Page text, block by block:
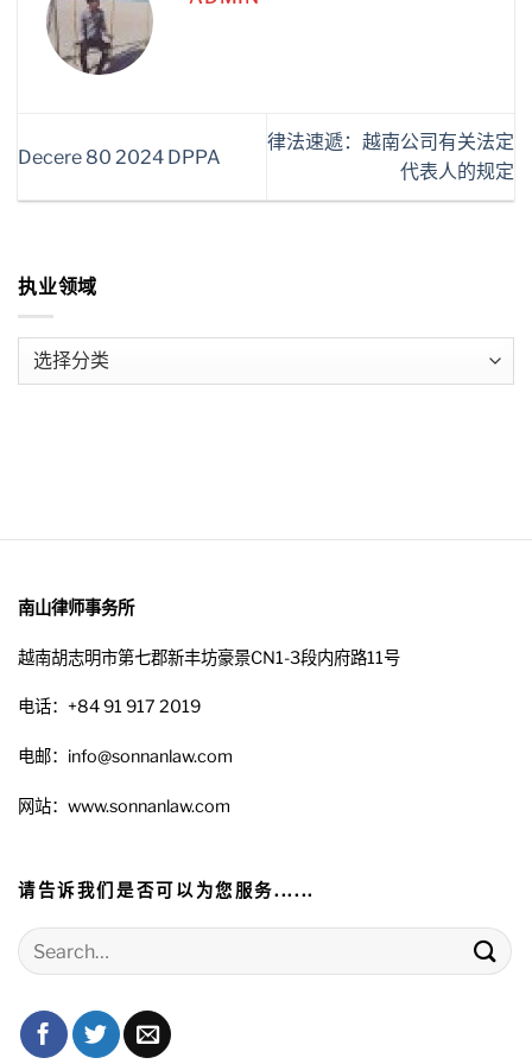
Decere 80 2024 DPPA
律法速遞：越南公司有关法定
代表人的规定
执业领域
南山律师事务所
越南胡志明市第七郡新丰坊豪景CN1-3段内府路11号
电话：+84 91 917 2019
电邮：info@sonnanlaw.com
网站：www.sonnanlaw.com
请告诉我们是否可以为您服务......